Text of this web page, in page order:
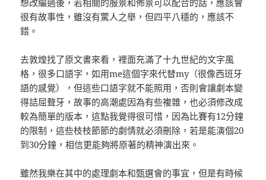
想改編過後，若相關的服景和佈景可以配合的話，應該會
很有故事性，雖沒有驚人之舉，但四平八穩的，應該不
錯。
去敦煌找了原文書來看，裡面充滿了十九世紀的文字風
格，很多口語字，如用me這個字來代替my（很像西班牙
語的感覺），但這些口語字就不能照用，否則會讓劇本變
得詰屈聱牙，故事的高潮處因為有些複雜，也必須修改成
較為簡單的版本，這點我覺得很可惜，因為比賽有12分鐘
的限制，這些枝枝節節的劇情就必須刪除，若是能演個20
到30分鐘，相信更能夠將原著的精神演出來。
雖然我樂在其中的處理劇本和甄選會的事宜，但是有時候